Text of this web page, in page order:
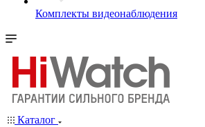
Комплекты видеонаблюдения
Каталог